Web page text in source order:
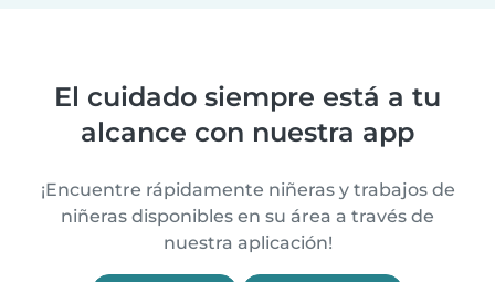
El cuidado siempre está a tu
alcance con nuestra app
¡Encuentre rápidamente niñeras y trabajos de
niñeras disponibles en su área a través de
nuestra aplicación!